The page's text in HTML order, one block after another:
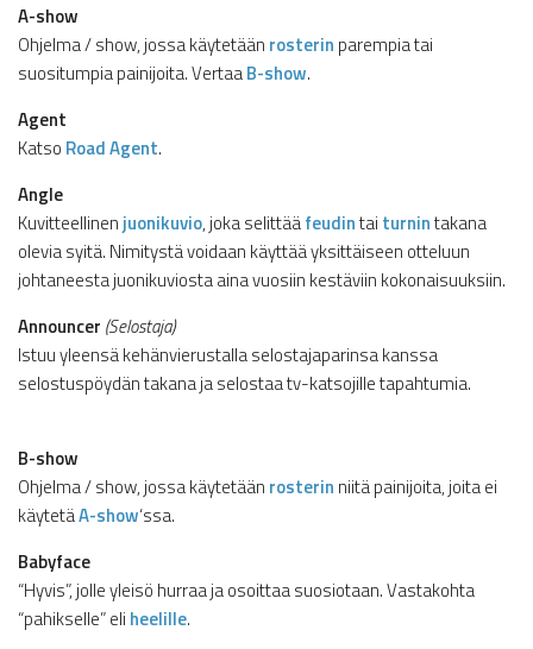
A-show
Ohjelma / show, jossa käytetään rosterin parempia tai
suositumpia painijoita. VertaaB-show.
Agent
Katso Road Agent.
Angle
Kuvitteellinenjuonikuvio, joka selittääfeudintai turnintakana
olevia syitä. Nimitystä voidaan käyttää yksittäiseen otteluun
johtaneesta juonikuviosta aina vuosiin kestäviin kokonaisuuksiin.
Announcer (Selostaja)
Istuu yleensä kehänvierustalla selostajaparinsa kanssa
selostuspöydän takana ja selostaa tv-katsojille tapahtumia.
B-show
Ohjelma / show, jossa käytetään rosterin niitä painijoita, joita ei
käytetäA-show‘ssa.
Babyface
“Hyvis”, jolle yleisö hurraa ja osoittaa suosiotaan. Vastakohta
“pahikselle” eli heelille.